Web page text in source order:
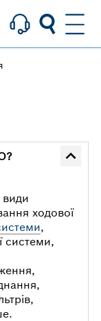
ходової
,
системи,